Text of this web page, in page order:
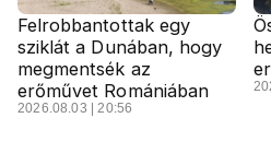
Felrobbantottak egy
sziklát a Dunában, hogy
megmentsék az
erőművet Romániában
2026.08.03 | 20:56